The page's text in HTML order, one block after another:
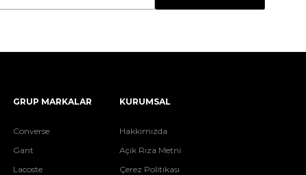
GRUP MARKALAR
Converse
Gant
Lacoste
KURUMSAL
Hakkımızda
Açık Rıza Metni
Çerez Politikası